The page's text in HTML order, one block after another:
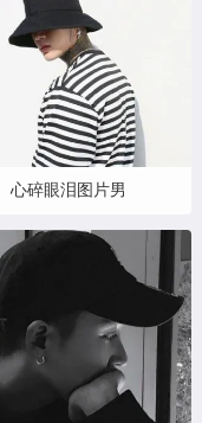
心碎眼泪图片男